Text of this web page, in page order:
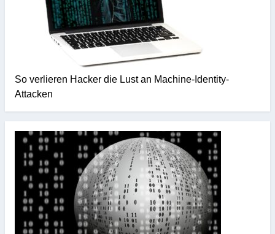
So verlieren Hacker die Lust an Machine-Identity-
Attacken